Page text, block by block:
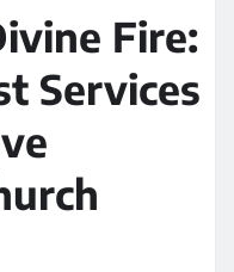
Fire:
Services